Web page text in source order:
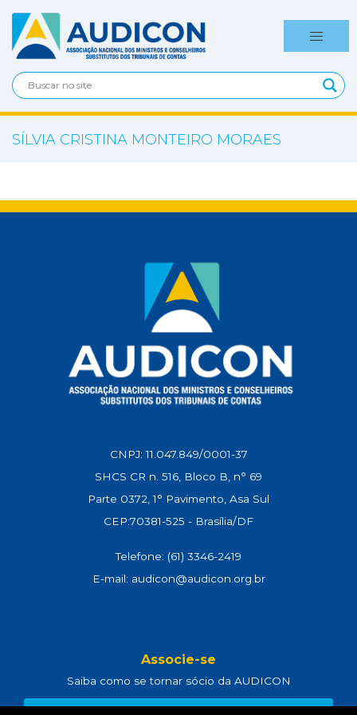
SÍLVIA CRISTINA MONTEIRO MORAES
CNPJ: 11.047.849/0001-37
SHCS CR n. 516, Bloco B, n° 69
Parte 0372, 1° Pavimento, Asa Sul
CEP:70381-525 - Brasília/DF
Telefone: (61) 3346-2419
E-mail: audicon@audicon.org.br
Associe-se
Saiba como se tornar sócio da AUDICON